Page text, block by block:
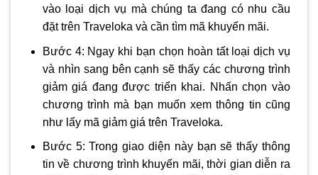
vào loại dịch vụ mà chúng ta đang có nhu cầu
đặt trên Traveloka và cần tìm mã khuyến mãi.
Bước 4: Ngay khi bạn chọn hoàn tất loại dịch vụ
và nhìn sang bên cạnh sẽ thấy các chương trình
giảm giá đang được triển khai. Nhấn chọn vào
chương trình mà bạn muốn xem thông tin cũng
như lấy mã giảm giá trên Traveloka.
Bước 5: Trong giao diện này bạn sẽ thấy thông
tin về chương trình khuyến mãi, thời gian diễn ra